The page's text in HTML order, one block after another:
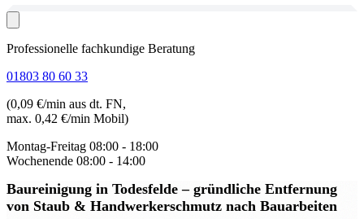
Professionelle fachkundige Beratung
01803 80 60 33
(0,09 €/min aus dt. FN,
max. 0,42 €/min Mobil)
Montag-Freitag 08:00 - 18:00
Wochenende 08:00 - 14:00
Baureinigung in Todesfelde– gründliche Entfernung
von Staub & Handwerkerschmutz nach Bauarbeiten